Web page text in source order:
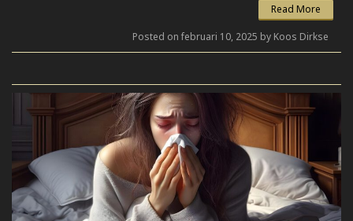
Read More
Posted on februari 10, 2025 by Koos Dirkse